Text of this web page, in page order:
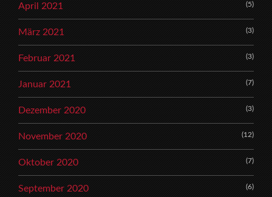
April 2021 (5)
März 2021 (3)
Februar 2021 (3)
Januar 2021 (7)
Dezember 2020 (3)
November 2020 (12)
Oktober 2020 (7)
September 2020 (6)